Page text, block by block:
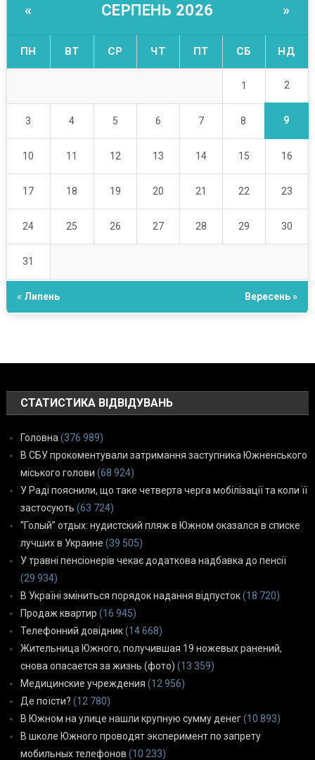
« СЕРПЕНЬ 2026 »
ПН ВТ СР ЧТ ПТ СБ НД
1 2
3 4 5 6 7 8 9
10 11 12 13 14 15 16
17 18 19 20 21 22 23
24 25 26 27 28 29 30
31
« Липень Вересень »
СТАТИСТИКА ВІДВІДУВАНЬ
Головна (376 989)
В СБУ прокоментували затримання заступника Южненського
міського голови (68 924)
У Раді пояснили, що таке четверта черга мобілізації та коли її
застосують (63 724)
“Голый” отдых: нудистский пляж в Южном оказался в списке
лучших в Украине (39 505)
У травні пенсіонерів чекає додаткова надбавка до пенсії
(29 934)
В Україні зміниться порядок надання відпусток(18 720)
Продаж квартир (16 945)
Телефонний довідник(14 668)
Жительница Южного, получившая 19 ножевых ранений,
снова опасается за жизнь (фото) (13 359)
Медицинские учреждения (12 956)
Де поїсти? (12 780)
В Южном на улице нашли крупную сумму денег(10 893)
В школе Южного проводят эксперимент по запрету
мобильных телефонов (10 233)